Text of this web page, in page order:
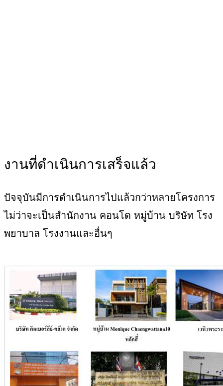
งานที่ดำเนินการเสร็จแล้ว
ปัจจุบันมีการดำเนินการไปแล้วกว่าหลายโครงการ
ไม่ว่าจะเป็นสำนักงาน คอนโด หมู่บ้าน บริษัท โรง
พยาบาล โรงงานและอื่นๆ